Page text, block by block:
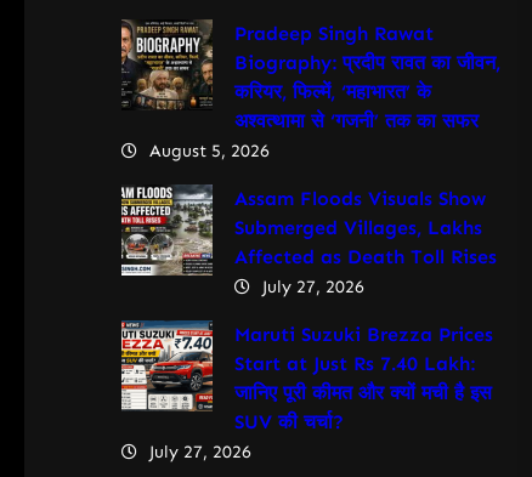
Pradeep Singh Rawat
Biography: प्रदीप रावत का जीवन,
करियर, फिल्में, ‘महाभारत’ के
अश्वत्थामा से ‘गजनी’ तक का सफर
August 5, 2026
Assam Floods Visuals Show
Submerged Villages, Lakhs
Affected as Death Toll Rises
July 27, 2026
Maruti Suzuki Brezza Prices
Start at Just Rs 7.40 Lakh:
जानिए पूरी कीमत और क्यों मची है इस
SUV की चर्चा?
July 27, 2026